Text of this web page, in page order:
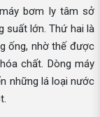
bơm ly tâm sở
suất lớn. Thứ hai là
ống, nhờ thế được
chất. Dòng máy
những lá loại nước